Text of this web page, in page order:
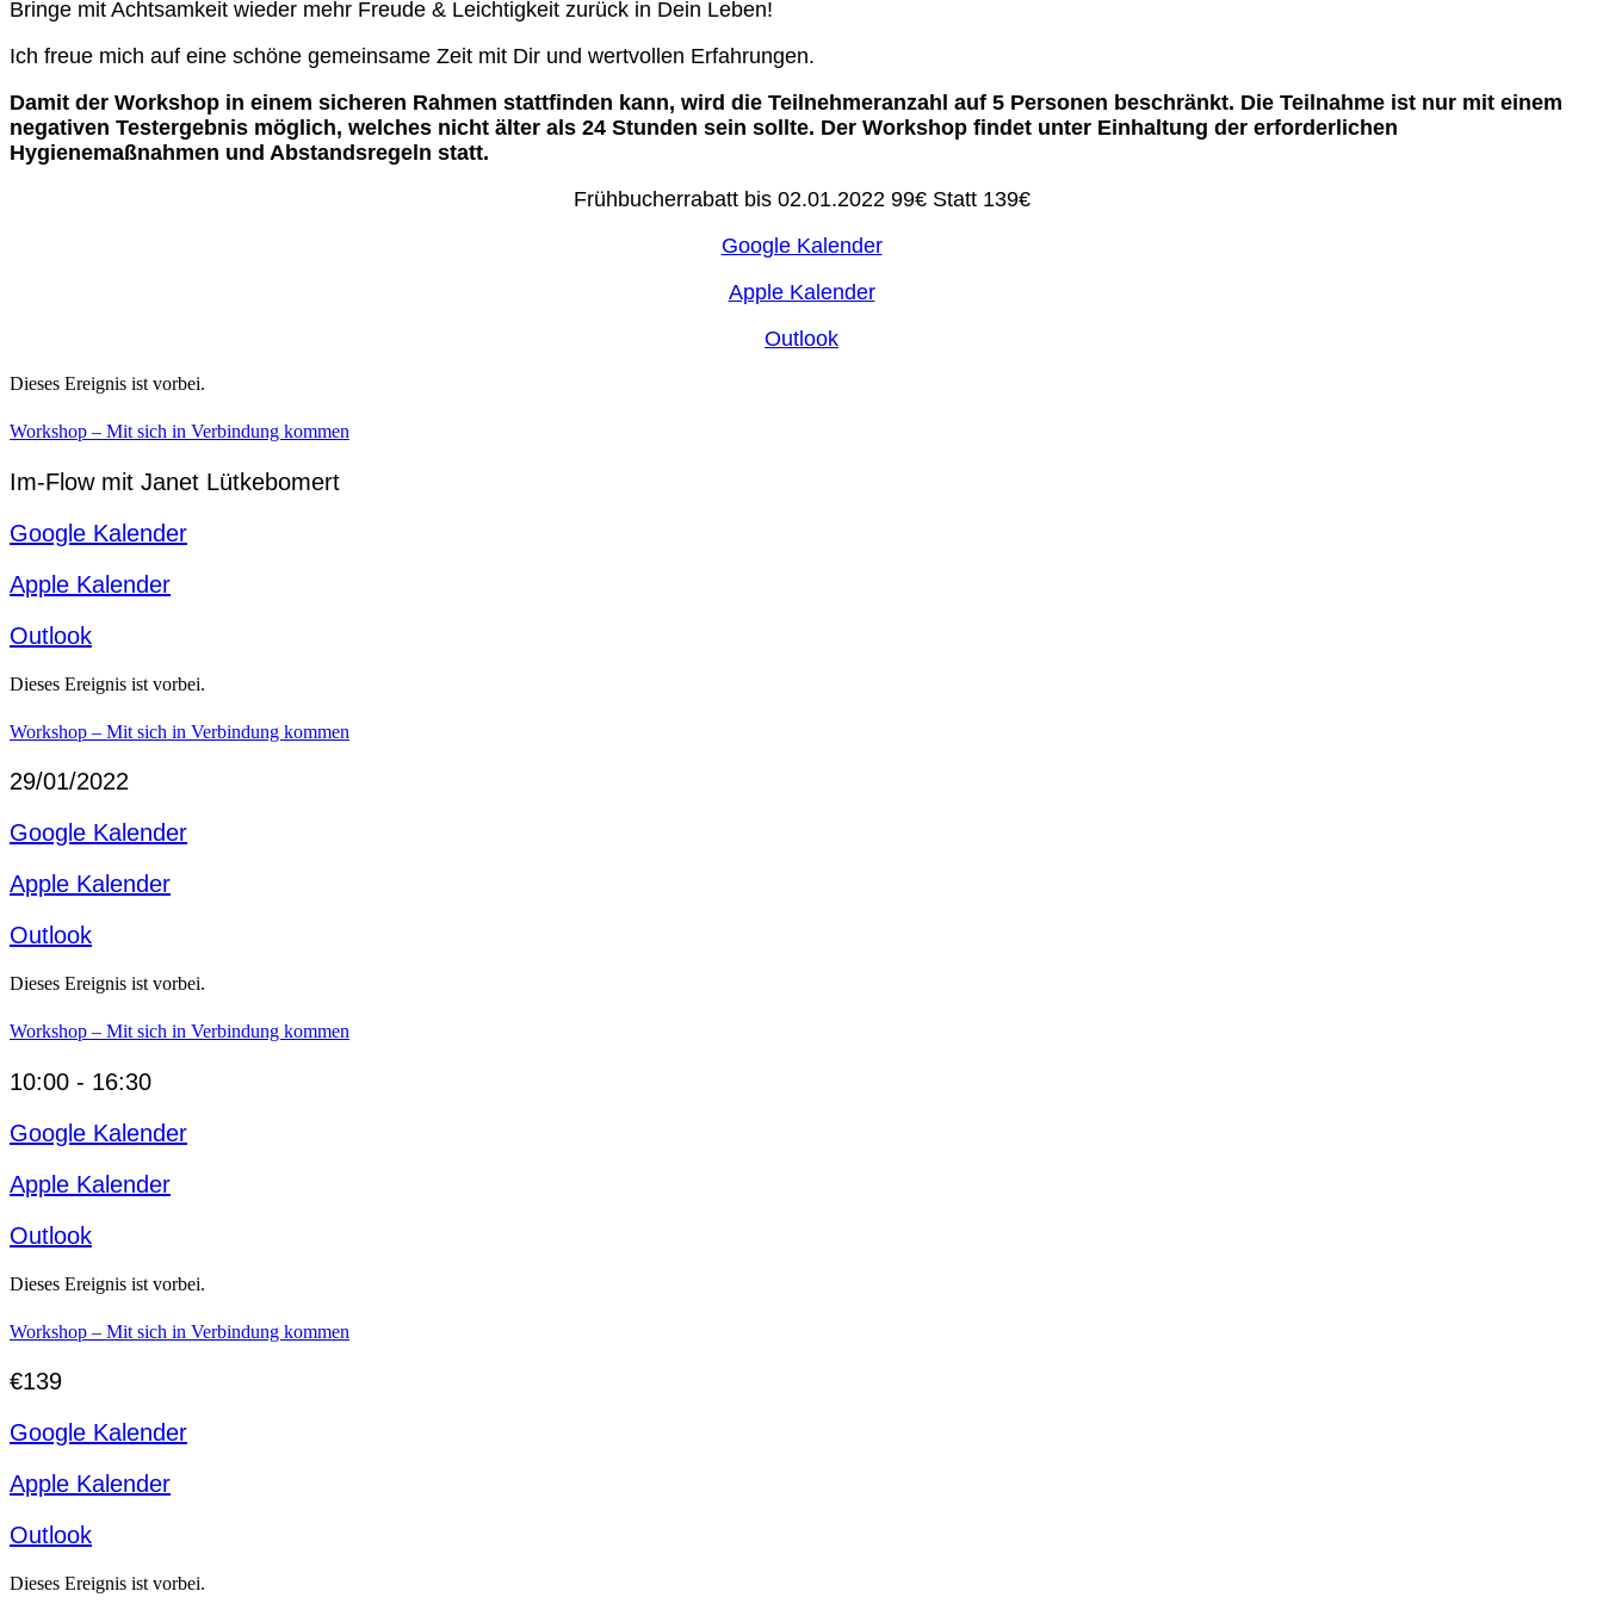
Bringe mit Achtsamkeit wieder mehr Freude & Leichtigkeit zurück in Dein Leben!
Ich freue mich auf eine schöne gemeinsame Zeit mit Dir und wertvollen Erfahrungen.
Damit der Workshop in einem sicheren Rahmen stattfinden kann, wird die Teilnehmeranzahl auf 5 Personen beschränkt. Die Teilnahme ist nur mit einem
negativen Testergebnis möglich, welches nicht älter als 24 Stunden sein sollte. Der Workshop findet unter Einhaltung der erforderlichen
Hygienemaßnahmen und Abstandsregeln statt.
Frühbucherrabatt bis 02.01.2022 99€ Statt 139€
Google Kalender
Apple Kalender
Outlook
Dieses Ereignis ist vorbei.
Workshop – Mit sich in Verbindung kommen
Im-Flow mit Janet Lütkebomert
Google Kalender
Apple Kalender
Outlook
Dieses Ereignis ist vorbei.
Workshop – Mit sich in Verbindung kommen
29/01/2022
Google Kalender
Apple Kalender
Outlook
Dieses Ereignis ist vorbei.
Workshop – Mit sich in Verbindung kommen
10:00 - 16:30
Google Kalender
Apple Kalender
Outlook
Dieses Ereignis ist vorbei.
Workshop – Mit sich in Verbindung kommen
€139
Google Kalender
Apple Kalender
Outlook
Dieses Ereignis ist vorbei.